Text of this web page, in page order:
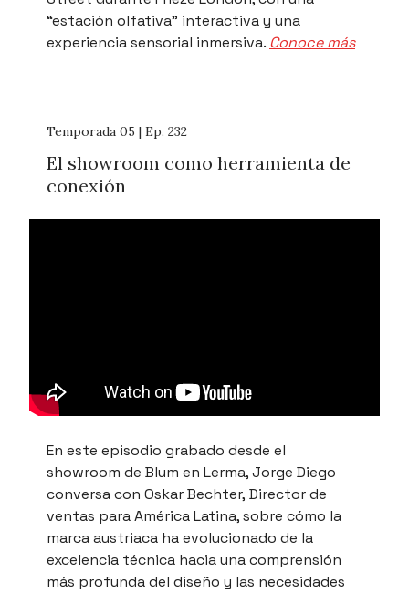
“estación olfativa” interactiva y una
experiencia sensorial inmersiva. Conoce más
Temporada 05 | Ep. 232
El showroom como herramienta de
conexión
En este episodio grabado desde el
showroom de Blum en Lerma, Jorge Diego
conversa con Oskar Bechter, Director de
ventas para América Latina, sobre cómo la
marca austriaca ha evolucionado de la
excelencia técnica hacia una comprensión
más profunda del diseño y las necesidades